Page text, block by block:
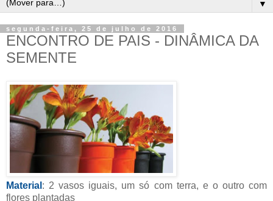
▼
segunda-feira, 25 de julho de 2016
ENCONTRO DE PAIS - DINÂMICA DA
SEMENTE
Material : 2 vasos iguais, um só com terra, e o outro com
flores plantadas